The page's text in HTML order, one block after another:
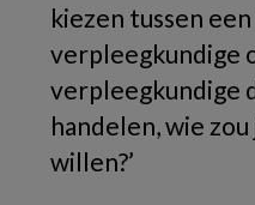
kiezen tussen
verpleegkundige
verpleegkundige
handelen, wie zou
willen?’